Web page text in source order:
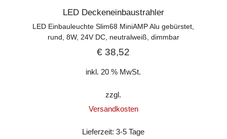
LED Deckeneinbaustrahler
LED Einbauleuchte Slim68 MiniAMP Alu gebürstet,
rund, 8W, 24V DC, neutralweiß, dimmbar
€ 38,52
inkl. 20 % MwSt.
zzgl.
Versandkosten
Lieferzeit:3-5 Tage